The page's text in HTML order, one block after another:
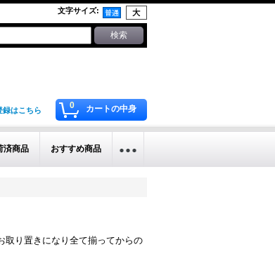
文字サイズ:
0 カートの中身
録はこちら
済商品 おすすめ商品
取り置きになり全て揃ってからの